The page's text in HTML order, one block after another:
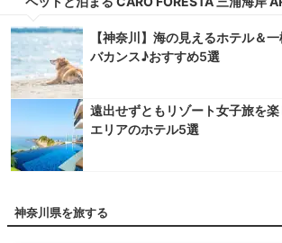
【神奈川】海の見えるホテル＆
バカンス♪おすすめ5選
遠出せずともリゾート女子旅を
エリアのホテル5選
神奈川県を旅する